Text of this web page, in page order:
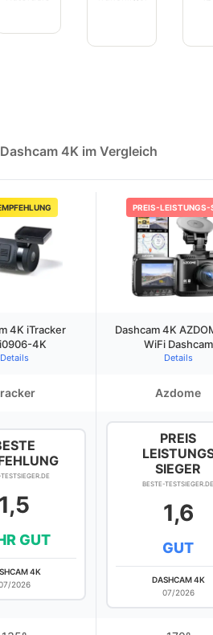
4K im Vergleich
PREIS-LEISTUNGS-
4K iTracker
4K
Details
Dashcam 4K
WiFi Dashcam
Details
Azdome
1,5
GUT
4K
2026
PREIS
SIEGER
BESTE-TESTSIEGER.DE
1,6
GUT
DASHCAM 4K
07/2026